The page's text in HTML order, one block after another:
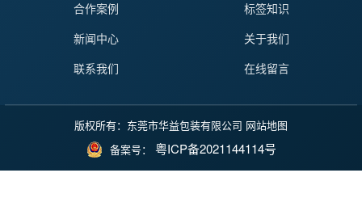
合作案例
标签知识
新闻中心
关于我们
联系我们
在线留言
版权所有：东莞市华益包装有限公司 网站地图
备案号： 粤ICP备2021144114号